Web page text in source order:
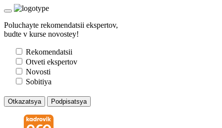
Poluchayte rekomendatsii ekspertov,
budte v kurse novostey!
Rekomendatsii
Otveti ekspertov
Novosti
Sobitiya
Otkazatsya Podpisatsya